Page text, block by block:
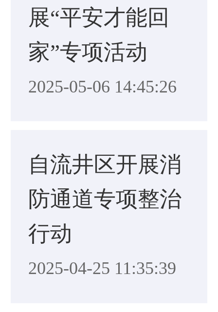
展“平安才能回
家”专项活动
2025-05-06 14:45:26
自流井区开展消
防通道专项整治
行动
2025-04-25 11:35:39